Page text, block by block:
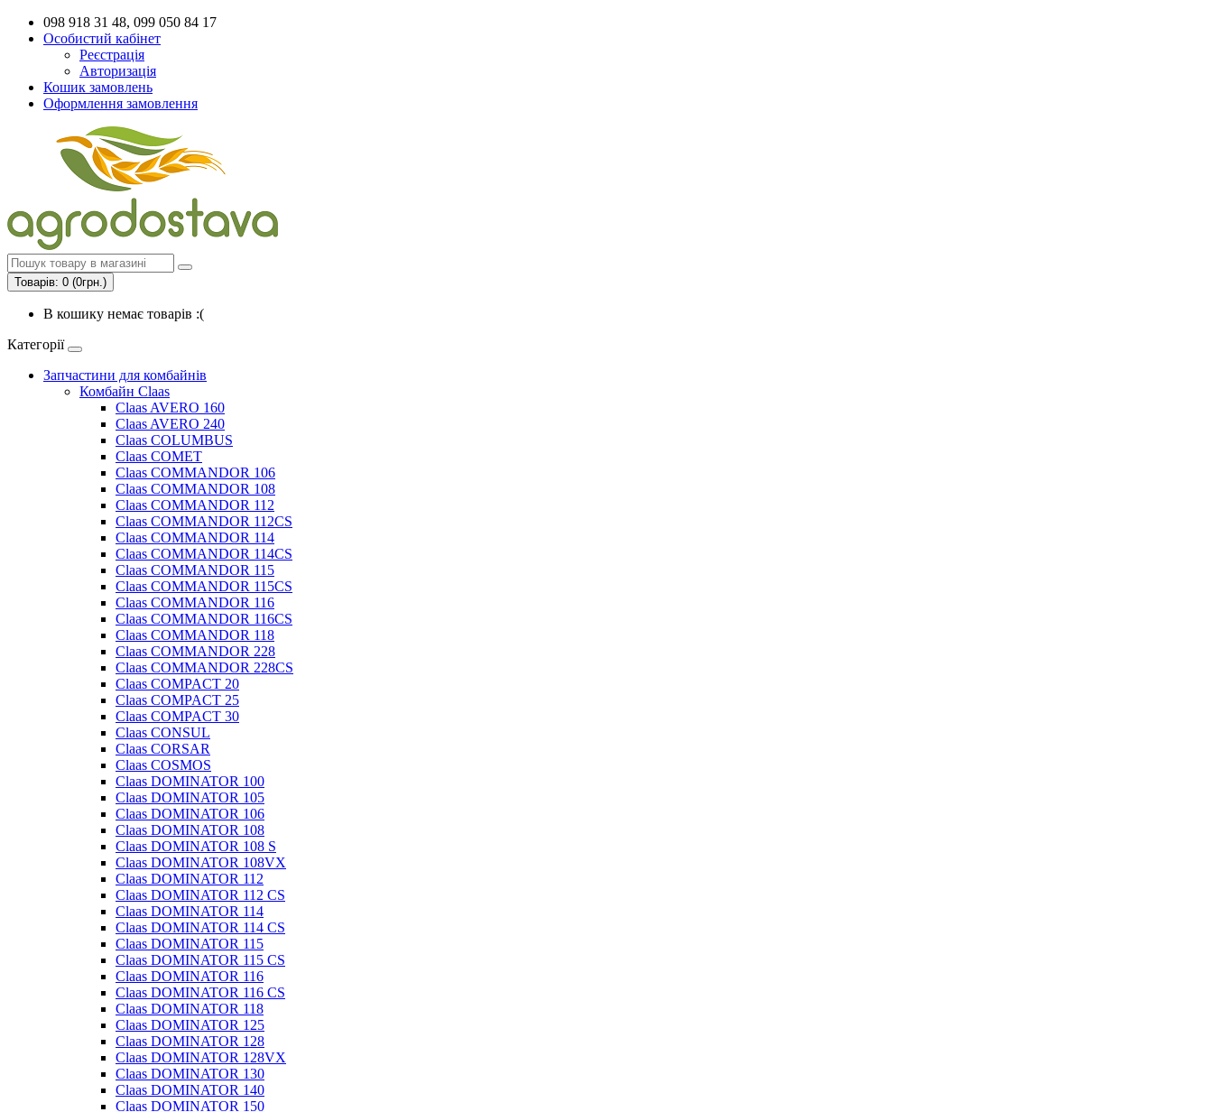
098 918 31 48, 099 050 84 17
Особистий кабінет
Реєстрація
Авторизація
Кошик замовлень
Оформлення замовлення
Товарів: 0 (0грн.)
В кошику немає товарів :(
Категорії
Запчастини для комбайнів
Комбайн Claas
Claas AVERO 160
Claas AVERO 240
Claas COLUMBUS
Claas COMET
Claas COMMANDOR 106
Claas COMMANDOR 108
Claas COMMANDOR 112
Claas COMMANDOR 112CS
Claas COMMANDOR 114
Claas COMMANDOR 114CS
Claas COMMANDOR 115
Claas COMMANDOR 115CS
Claas COMMANDOR 116
Claas COMMANDOR 116CS
Claas COMMANDOR 118
Claas COMMANDOR 228
Claas COMMANDOR 228CS
Claas COMPACT 20
Claas COMPACT 25
Claas COMPACT 30
Claas CONSUL
Claas CORSAR
Claas COSMOS
Claas DOMINATOR 100
Claas DOMINATOR 105
Claas DOMINATOR 106
Claas DOMINATOR 108
Claas DOMINATOR 108 S
Claas DOMINATOR 108VX
Claas DOMINATOR 112
Claas DOMINATOR 112 CS
Claas DOMINATOR 114
Claas DOMINATOR 114 CS
Claas DOMINATOR 115
Claas DOMINATOR 115 CS
Claas DOMINATOR 116
Claas DOMINATOR 116 CS
Claas DOMINATOR 118
Claas DOMINATOR 125
Claas DOMINATOR 128
Claas DOMINATOR 128VX
Claas DOMINATOR 130
Claas DOMINATOR 140
Claas DOMINATOR 150